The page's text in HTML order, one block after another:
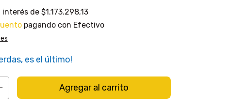
interés de $1.173.298,13
pagando con Efectivo
es el último!